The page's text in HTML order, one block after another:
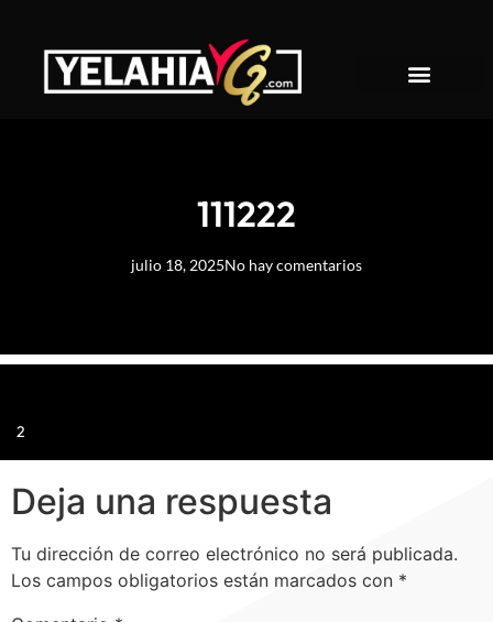
111222
julio 18, 2025No hay comentarios
2
Deja una respuesta
Tu dirección de correo electrónico no será publicada.
Los campos obligatorios están marcados con *